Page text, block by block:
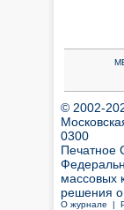
© 2002-
0300
Печатное
массовых
решения о
О журнале |